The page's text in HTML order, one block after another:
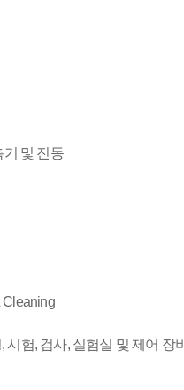
기 및 진동
Cleaning
험, 검사, 실험실 및 제어 장비